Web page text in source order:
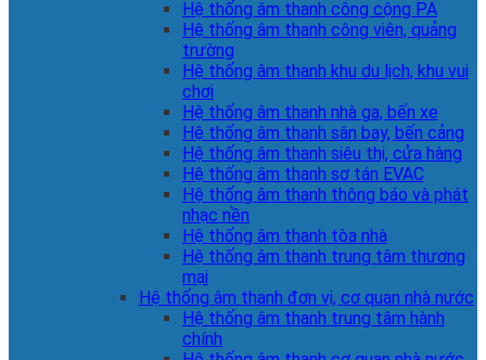
Hệ thống âm thanh công cộng PA
Hệ thống âm thanh công viên, quảng
trường
Hệ thống âm thanh khu du lịch, khu vui
chơi
Hệ thống âm thanh nhà ga, bến xe
Hệ thống âm thanh sân bay, bến cảng
Hệ thống âm thanh siêu thị, cửa hàng
Hệ thống âm thanh sơ tán EVAC
Hệ thống âm thanh thông báo và phát
nhạc nền
Hệ thống âm thanh tòa nhà
Hệ thống âm thanh trung tâm thương
mại
Hệ thống âm thanh đơn vị, cơ quan nhà nước
Hệ thống âm thanh trung tâm hành
chính